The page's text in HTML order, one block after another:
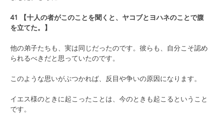
41 【十人の者がこのことを聞くと、ヤコブとヨハネのことで腹
を立てた。】
他の弟子たちも、実は同じだったのです。彼らも、自分こそ認め
られるべきだと思っていたのです。
このような思いがぶつかれば、反目や争いの原因になります。
イエス様のときに起こったことは、今のときも起こるということ
です。